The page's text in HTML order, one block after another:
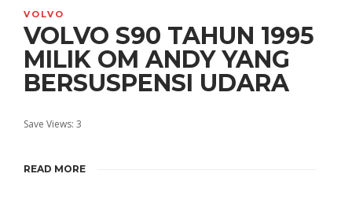
VOLVO
VOLVO S90 TAHUN 1995
MILIK OM ANDY YANG
BERSUSPENSI UDARA
Save Views: 3
READ MORE